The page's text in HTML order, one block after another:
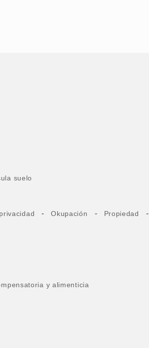
suelo
- Okupación - Propiedad -
y alimenticia